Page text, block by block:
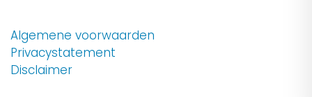
Algemene voorwaarden
Privacystatement
Disclaimer